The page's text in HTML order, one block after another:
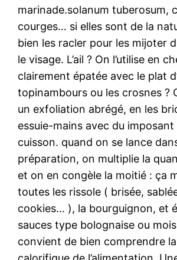
marinade.solanum tuberosum,
courges… si elles sont de la
bien les racler pour les mijoter
le visage. L’ail ? On l’utilise en
clairement épatée avec le plat
topinambours ou les crosnes ?
un exfoliation abrégé, en les
essuie-mains avec du imposant
cuisson. quand on se lance
préparation, on multiplie la
et on en congèle la moitié : ça
toutes les rissole ( brisée,
cookies… ), la bourguignon, et
sauces type bolognaise ou
convient de bien comprendre